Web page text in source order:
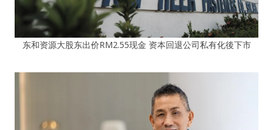
东和资源大股东出价RM2.55现金 资本回退公司私有化後下市